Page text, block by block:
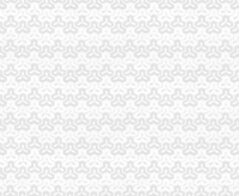
注册代理_代办注册公司价
手_三秦网
搜狐网
代管一年观察
-重庆装修-搜狐家居网